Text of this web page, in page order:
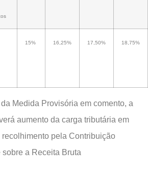
15% 16,25% 17,50% 18,75%
Medida Provisória em comento, a
aumento da carga tributária em
pela Contribuição
a Receita Bruta